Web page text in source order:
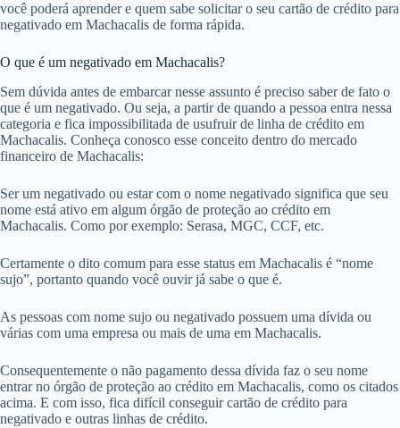
você poderá aprender e quem sabe solicitar o seu cartão de crédito para
negativado em Machacalis de forma rápida.
O que é um negativado em Machacalis?
Sem dúvida antes de embarcar nesse assunto é preciso saber de fato o
que é um negativado. Ou seja, a partir de quando a pessoa entra nessa
categoria e fica impossibilitada de usufruir de linha de crédito em
Machacalis. Conheça conosco esse conceito dentro do mercado
financeiro de Machacalis:
Ser um negativado ou estar com o nome negativado significa que seu
nome está ativo em algum órgão de proteção ao crédito em
Machacalis. Como por exemplo: Serasa, MGC, CCF, etc.
Certamente o dito comum para esse status em Machacalis é “nome
sujo”, portanto quando você ouvir já sabe o que é.
As pessoas com nome sujo ou negativado possuem uma dívida ou
várias com uma empresa ou mais de uma em Machacalis.
Consequentemente o não pagamento dessa dívida faz o seu nome
entrar no órgão de proteção ao crédito em Machacalis, como os citados
acima. E com isso, fica difícil conseguir cartão de crédito para
negativado e outras linhas de crédito.